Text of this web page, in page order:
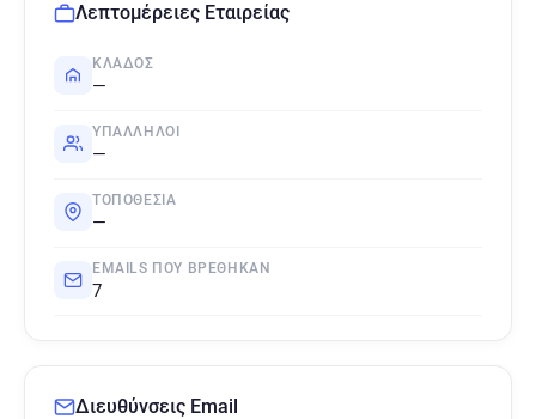
Λεπτομέρειες Εταιρείας
ΚΛΆΔΟΣ
—
ΥΠΆΛΛΗΛΟΙ
—
ΤΟΠΟΘΕΣΊΑ
—
EMAILS ΠΟΥ ΒΡΈΘΗΚΑΝ
7
Διευθύνσεις Email